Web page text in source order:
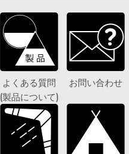
よくある質問
(製品について)
お問い合わせ